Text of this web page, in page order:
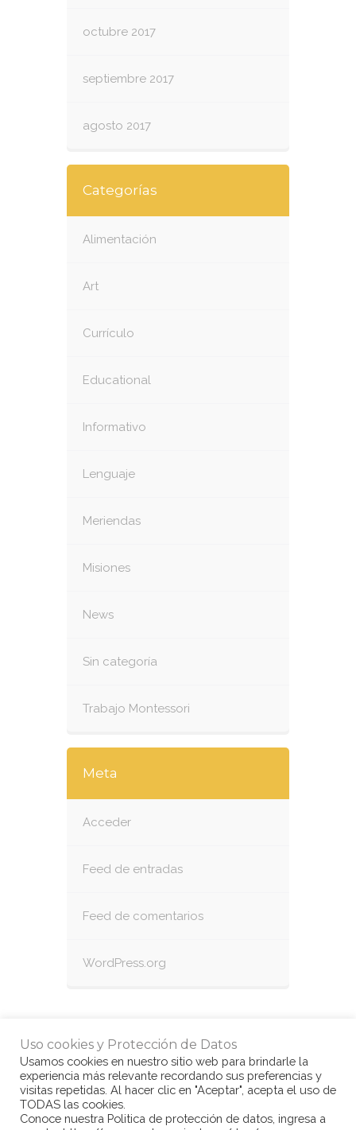
octubre 2017
septiembre 2017
agosto 2017
Categorías
Alimentación
Art
Currículo
Educational
Informativo
Lenguaje
Meriendas
Misiones
News
Sin categoría
Trabajo Montessori
Meta
Acceder
Feed de entradas
Feed de comentarios
WordPress.org
Uso cookies y Protección de Datos
Usamos cookies en nuestro sitio web para brindarle la
experiencia más relevante recordando sus preferencias y
visitas repetidas. Al hacer clic en "Aceptar", acepta el uso de
TODAS las cookies.
Conoce nuestra Politica de protección de datos, ingresa a